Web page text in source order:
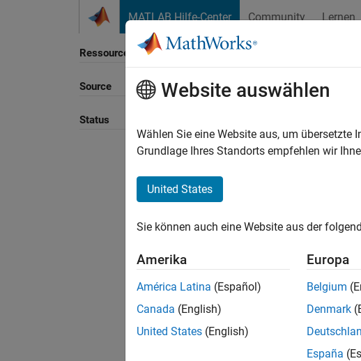
MATLAB Hilfe-Center Community Lernen
Ressource
Source
Status
Sortieren nach
Website auswählen
Wählen Sie eine Website aus, um
Grundlage Ihres Standorts empfehlen wir
United States
Sie können auch eine Website aus der
Amerika
América Latina (Español)
Canada (English)
United States (English)
Europa
Belgium
Denmark
España